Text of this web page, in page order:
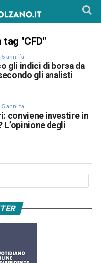
"CFD"
5 anni fa
gli indici di borsa da
gli analisti
5 anni fa
conviene investire in
L’opinione degli